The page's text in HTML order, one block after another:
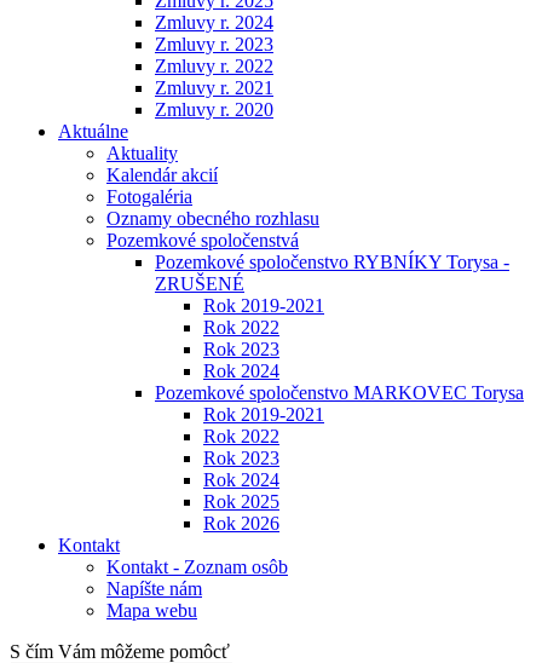
Zmluvy r. 2024
Zmluvy r. 2023
Zmluvy r. 2022
Zmluvy r. 2021
Zmluvy r. 2020
Aktuálne
Aktuality
Kalendár akcií
Fotogaléria
Oznamy obecného rozhlasu
Pozemkové spoločenstvá
Pozemkové spoločenstvo RYBNÍKY Torysa -
ZRUŠENÉ
Rok 2019-2021
Rok 2022
Rok 2023
Rok 2024
Pozemkové spoločenstvo MARKOVEC Torysa
Rok 2019-2021
Rok 2022
Rok 2023
Rok 2024
Rok 2025
Rok 2026
Kontakt
Kontakt - Zoznam osôb
Napíšte nám
Mapa webu
S čím Vám môžeme pomôcť